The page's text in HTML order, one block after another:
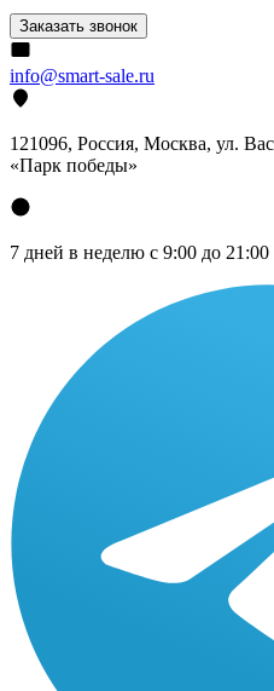
Заказать звонок
info@smart-sale.ru
121096, Россия, Москва, ул.
«Парк победы»
7 дней в неделю с 9:00 до 21:00